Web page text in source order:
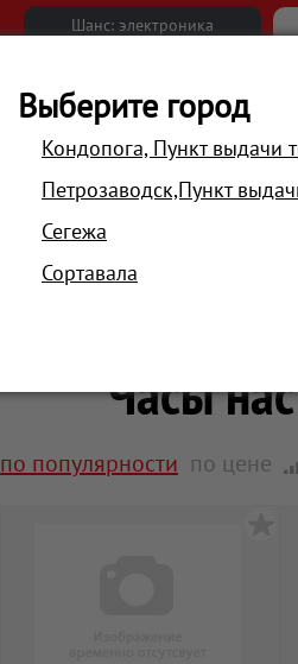
Шанс: электроника
АКЦИИ
Часы
по популярности по цене
Выберите город
Кондопога, Пункт выдачи
Петрозаводск,Пункт
Сегежа
Сортавала